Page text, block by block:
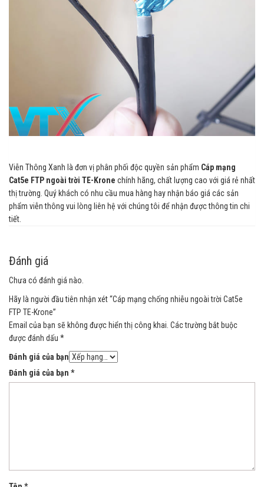
Viễn Thông Xanh là đơn vị phân phối độc quyền sản phẩm Cáp mạng
Cat5e FTP ngoài trời TE-Krone chính hãng, chất lượng cao với giá rẻ nhất
thị trường. Quý khách có nhu cầu mua hàng hay nhận báo giá các sản
phẩm viễn thông vui lòng liên hệ với chúng tôi để nhận được thông tin chi
tiết.
Đánh giá
Chưa có đánh giá nào.
Hãy là người đầu tiên nhận xét “Cáp mạng chống nhiễu ngoài trời Cat5e
FTP TE-Krone”
Email của bạn sẽ không được hiển thị công khai. Các trường bắt buộc
được đánh dấu *
Đánh giá của bạn
Đánh giá của bạn *